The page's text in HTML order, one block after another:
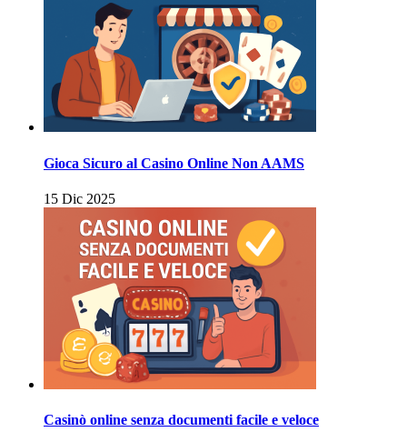
Gioca Sicuro al Casino Online Non AAMS
15 Dic 2025
Casinò online senza documenti facile e veloce